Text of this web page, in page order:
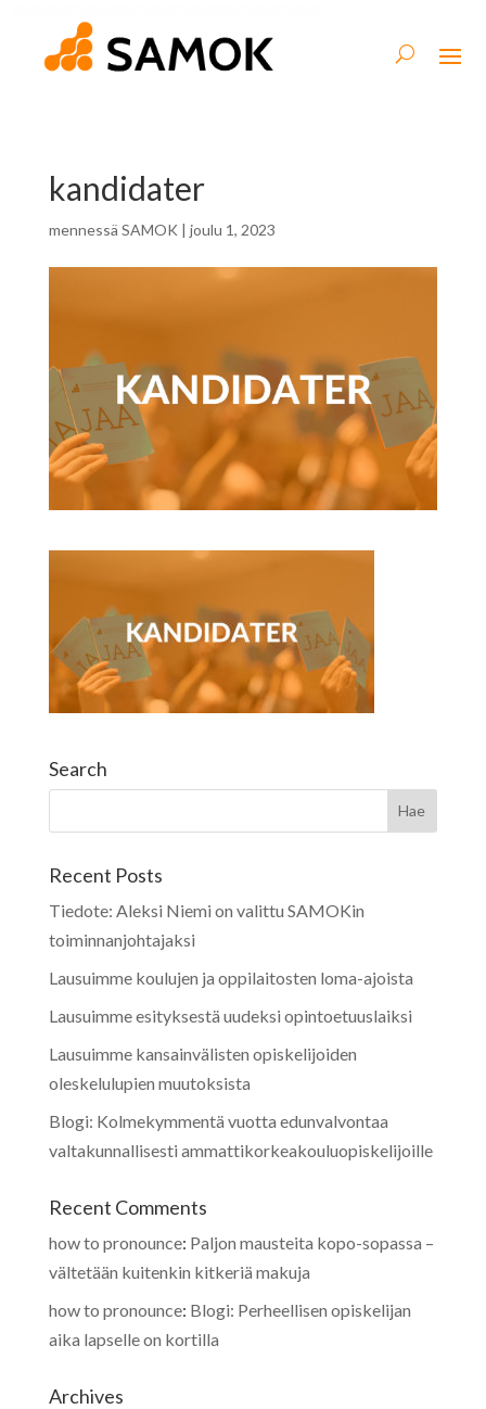
kandidater
mennessä SAMOK | joulu 1, 2023
Search
Recent Posts
Tiedote: Aleksi Niemi on valittu SAMOKin
toiminnanjohtajaksi
Lausuimme koulujen ja oppilaitosten loma-ajoista
Lausuimme esityksestä uudeksi opintoetuuslaiksi
Lausuimme kansainvälisten opiskelijoiden
oleskelulupien muutoksista
Blogi: Kolmekymmentä vuotta edunvalvontaa
valtakunnallisesti ammattikorkeakouluopiskelijoille
Recent Comments
how to pronounce: Paljon mausteita kopo-sopassa –
vältetään kuitenkin kitkeriä makuja
how to pronounce: Blogi: Perheellisen opiskelijan
aika lapselle on kortilla
Archives